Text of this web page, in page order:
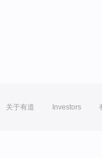
关于有道 Investors